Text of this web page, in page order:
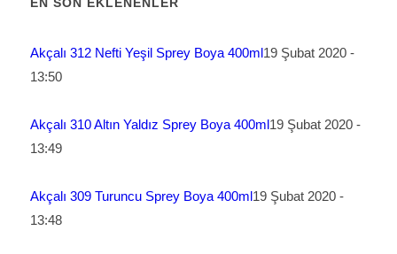
Akçalı 312 Nefti Yeşil Sprey Boya 400ml19 Şubat 2020 -
13:50
Akçalı 310 Altın Yaldız Sprey Boya 400ml19 Şubat 2020 -
13:49
Akçalı 309 Turuncu Sprey Boya 400ml19 Şubat 2020 -
13:48